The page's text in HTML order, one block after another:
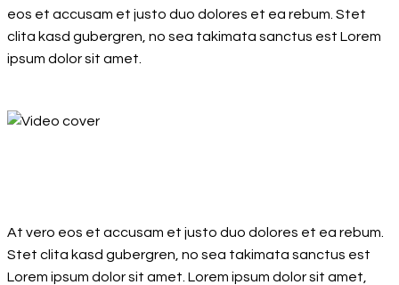
eos et accusam et justo duo dolores et ea rebum. Stet
clita kasd gubergren, no sea takimata sanctus est Lorem
ipsum dolor sit amet.
At vero eos et accusam et justo duo dolores et ea rebum.
Stet clita kasd gubergren, no sea takimata sanctus est
Lorem ipsum dolor sit amet. Lorem ipsum dolor sit amet,